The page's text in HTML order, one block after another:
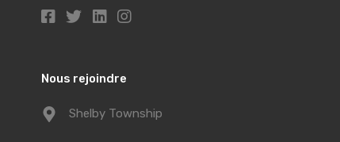
Nous rejoindre
Shelby Township